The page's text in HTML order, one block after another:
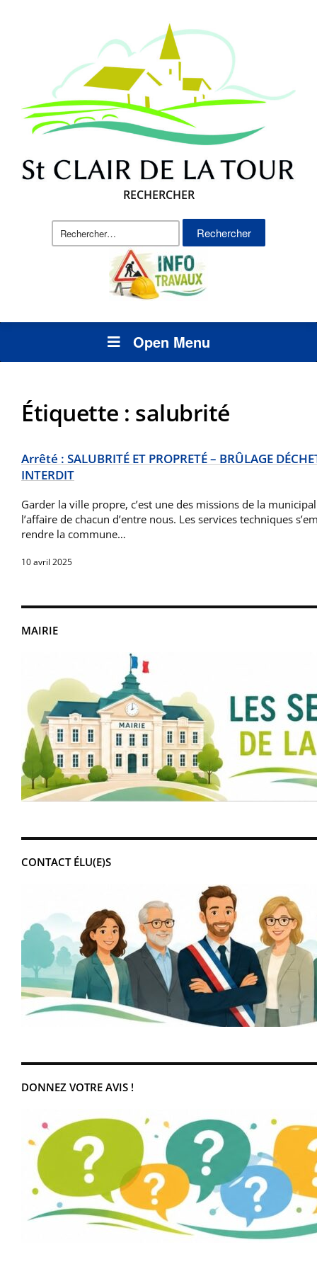
RECHERCHER
Rechercher :
Open Menu
MAIRIE
CONTACT ÉLU(E)S
DONNEZ VOTRE AVIS !
Étiquette : salubrité
Arrêté : SALUBRITÉ ET PROPRETÉ – BRÛLAGE
INTERDIT
Garder la ville propre, c’est une des missions de la
l’affaire de chacun d’entre nous. Les services techniques
rendre la commune…
10 avril 2025